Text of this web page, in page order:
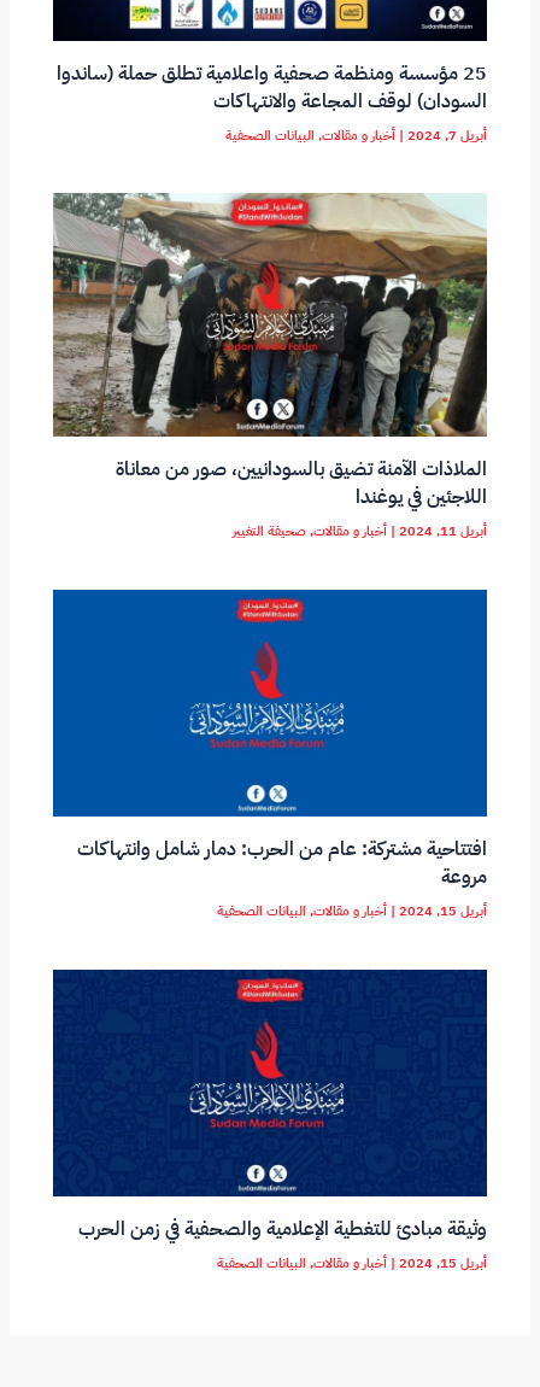
25 مؤسسة ومنظمة صحفية واعلامية تطلق حملة (ساندوا
السودان) لوقف المجاعة والانتهاكات
أبريل 7, 2024 |أخبار و مقالات, البيانات الصحفية
الملاذات الآمنة تضيق بالسودانيين، صور من معاناة
اللاجئين في يوغندا
أبريل 11, 2024 |أخبار و مقالات,صحيفة التغيير
افتتاحية مشتركة: عام من الحرب: دمار شامل وانتهاكات
مروعة
أبريل 15, 2024 |أخبار و مقالات, البيانات الصحفية
وثيقة مبادئ للتغطية الإعلامية والصحفية في زمن الحرب
أبريل 15, 2024 |أخبار و مقالات, البيانات الصحفية